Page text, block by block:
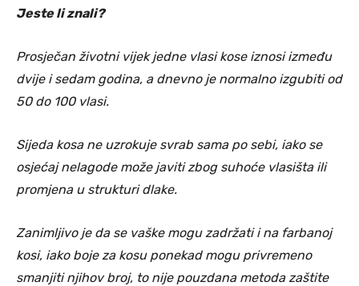
Jeste li znali?
Prosječan životni vijek jedne vlasi kose iznosi između
dvije i sedam godina, a dnevno je normalno izgubiti od
50 do 100 vlasi.
Sijeda kosa ne uzrokuje svrab sama po sebi, iako se
osjećaj nelagode može javiti zbog suhoće vlasišta ili
promjena u strukturi dlake.
Zanimljivo je da se vaške mogu zadržati i na farbanoj
kosi, iako boje za kosu ponekad mogu privremeno
smanjiti njihov broj, to nije pouzdana metoda zaštite